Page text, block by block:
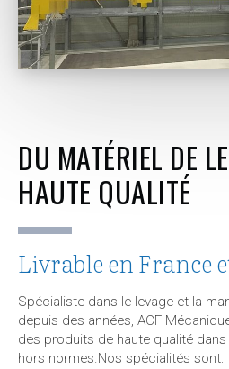
DU MATÉRIEL DE
HAUTE QUALITÉ
Livrable en France
Spécialiste dans le levage et la
depuis des années, ACF
des produits de haute qualité
hors normes.Nos spécialités sont: